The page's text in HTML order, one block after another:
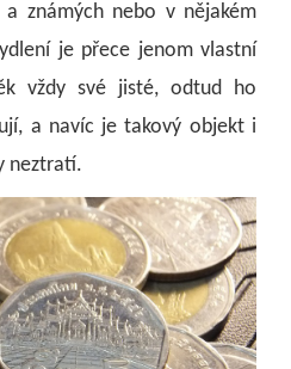
známých nebo v nějakém
je přece jenom vlastní
vždy své jisté, odtud ho
a navíc je takový objekt i
neztratí.